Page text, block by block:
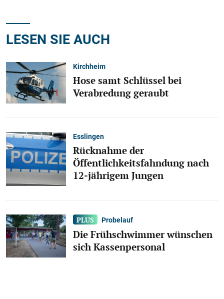
LESEN SIE AUCH
Kirchheim
Hose samt Schlüssel bei
Verabredung geraubt
Esslingen
Rücknahme der
Öffentlichkeitsfahndung nach
12-jährigem Jungen
Probelauf
Die Frühschwimmer wünschen
sich Kassenpersonal